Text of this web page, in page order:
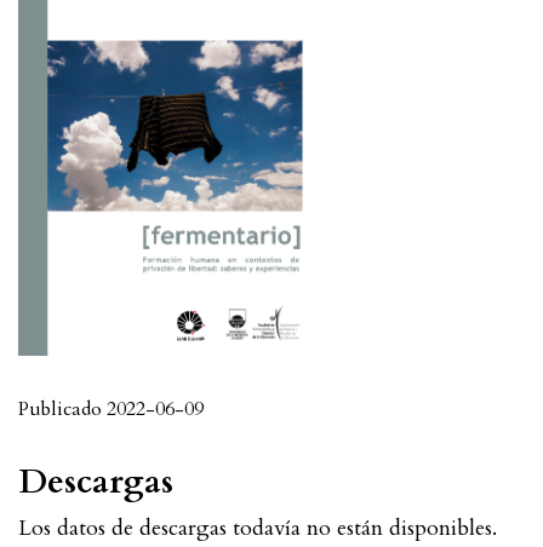
Publicado 2022-06-09
Descargas
Los datos de descargas todavía no están disponibles.